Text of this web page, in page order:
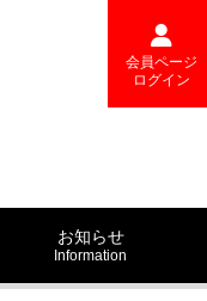
会員ページ
ログイン
お知らせ
Information